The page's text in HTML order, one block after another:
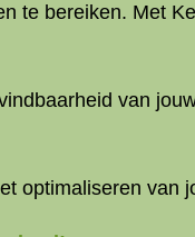
te bereiken. Met
van
optimaliseren van